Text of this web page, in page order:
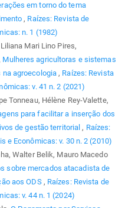
em torno do tema
, Raízes: Revista de
n. 1 (1982)
Mari Lino Pires,
Mulheres agricultoras e sistemas
na agroecologia, Raízes: Revista
v. 41 n. 2 (2021)
Tonneau, Hélène Rey-Valette,
para facilitar a inserção dos
de gestão territorial, Raízes:
e Econômicas: v. 30 n. 2 (2010)
Walter Belik, Mauro Macedo
sobre mercados atacadista de
aos ODS , Raízes: Revista de
v. 44 n. 1 (2024)